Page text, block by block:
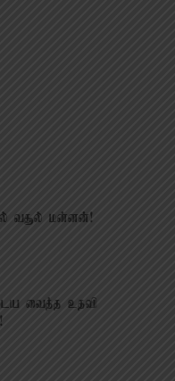
வசூல் மன்னன்!
வைத்த உதவி